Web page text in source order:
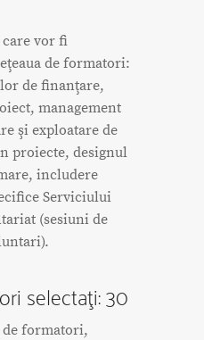
vor fi
de formatori:
de finanţare,
management
şi exploatare de
proiecte, designul
includere
Serviciului
(sesiuni de
selectaţi: 30
de formatori,